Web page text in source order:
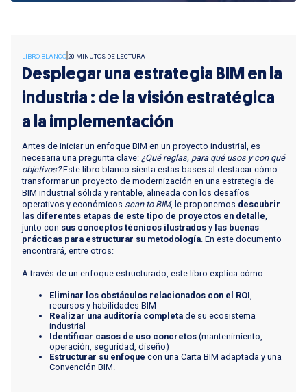
LIBRO BLANCO20 MINUTOS DE LECTURA
Desplegar una estrategia BIM en la
industria : de la visión estratégica
a la implementación
Antes de iniciar un enfoque BIM en un proyecto industrial, es
necesaria una pregunta clave: ¿Qué reglas, para qué usos y con qué
objetivos?Este libro blanco sienta estas bases al destacar cómo
transformar un proyecto de modernización en una estrategia de
BIM industrial sólida y rentable, alineada con los desafíos
operativos y económicos.scan to BIM, le proponemos descubrir
las diferentes etapas de este tipo de proyectos en detalle,
junto con sus conceptos técnicos ilustrados y las buenas
prácticas para estructurar su metodología. En este documento
encontrará, entre otros:
A través de un enfoque estructurado, este libro explica cómo:
Eliminar los obstáculos relacionados con el ROI,
recursos y habilidades BIM
Realizar una auditoría completa de su ecosistema
industrial
Identificar casos de uso concretos (mantenimiento,
operación, seguridad, diseño)
Estructurar su enfoque con una Carta BIM adaptada y una
Convención BIM.